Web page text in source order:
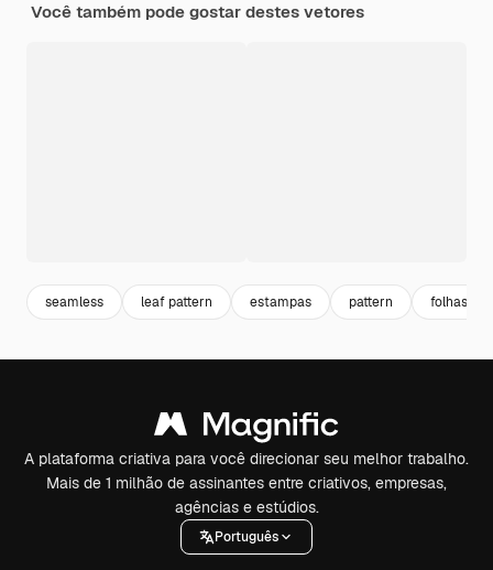
Você também pode gostar destes vetores
seamless leaf pattern estampas pattern folhas
A plataforma criativa para você direcionar seu melhor trabalho.
Mais de 1 milhão de assinantes entre criativos, empresas,
agências e estúdios.
Português